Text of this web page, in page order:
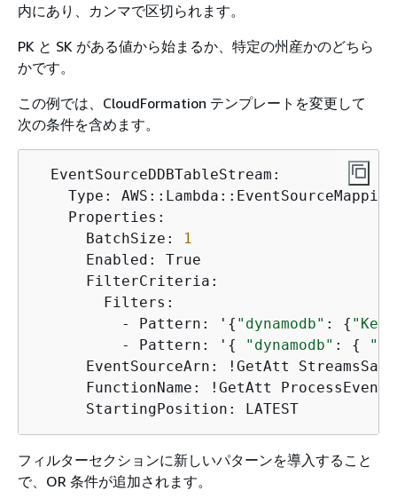
内にあり、カンマで区切られます。
PK と SK がある値から始まるか、特定の州産かのどちら
かです。
この例では、CloudFormation テンプレートを変更して
次の条件を含めます。
  EventSourceDDBTableStream:
    Type: AWS::Lambda::EventSourceMapping
    Properties:
      BatchSize:
1
      Enabled: True
      FilterCriteria:
        Filters:
          - Pattern: '
{ "dynamodb" : {
          - Pattern: '
{ "dynamodb" : {
EventSourceArn: !GetAtt
FunctionName: !GetAtt
      StartingPosition: LATEST
フィルターセクションに新しいパターンを導入すること
で、OR 条件が追加されます。